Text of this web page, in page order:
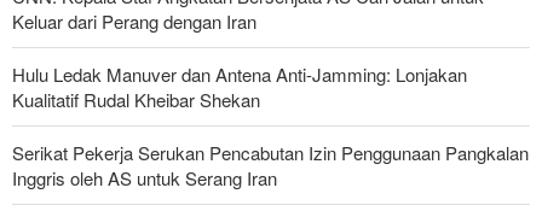
Keluar dari Perang dengan Iran
Hulu Ledak Manuver dan Antena Anti-Jamming: Lonjakan
Kualitatif Rudal Kheibar Shekan
Serikat Pekerja Serukan Pencabutan Izin Penggunaan Pangkalan
Inggris oleh AS untuk Serang Iran